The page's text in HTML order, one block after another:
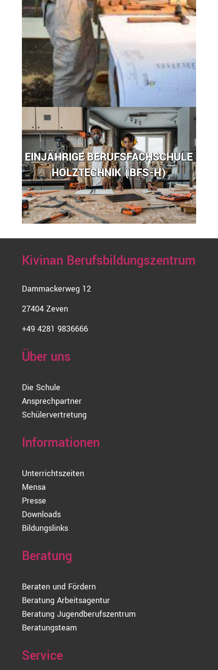
EINJÄHRIGE BERUFSFACHSCHULE
HOLZTECHNIK (BFS-H)
Kivinan Berufsbildungszentrum
Dammackerweg 12
27404 Zeven
+49 4281 9836666
Über uns
Die Schule
Ansprechpartner
Schülervertretung
Informationen
Unterrichtszeiten
Mensa
Presse
Downloads
Bildungslinks
Beratung
Beraten und Fördern
Beratung Arbeitsagentur
Beratung Jugendberufszentrum
Beratungsteam
Service